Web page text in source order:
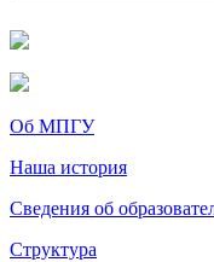
Об МПГУ
Наша история
Сведения об
Структура